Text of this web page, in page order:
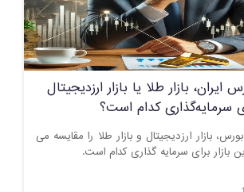
ایران، بازار طلا یا بازار ارزدیجیتال
سرمایه‌گذاری کدام است؟
بازار ارزدیجیتال و بازار طلا را مقایسه می
بازار برای سرمایه گذاری کدام است.